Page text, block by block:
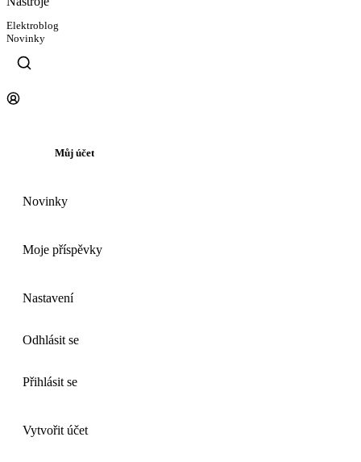
Elektroblog
Novinky
Můj účet
Novinky
Moje příspěvky
Nastavení
Odhlásit se
Přihlásit se
Vytvořit účet